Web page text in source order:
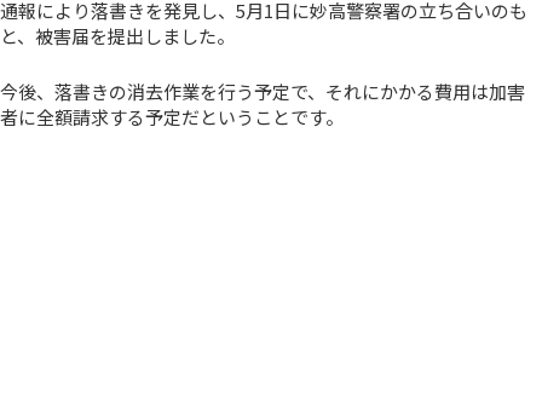
通報により落書きを発見し、5月1日に妙高警察署の立ち合いのも
と、被害届を提出しました。
今後、落書きの消去作業を行う予定で、それにかかる費用は加害
者に全額請求する予定だということです。